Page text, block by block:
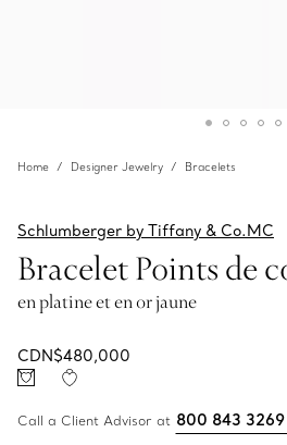
Home Designer Jewelry Bracelets
Schlumberger by Tiffany & Co.MC
Bracelet Points de
en platine et en or jaune
CDN$480,000
Call a Client Advisor at 800 843 3269